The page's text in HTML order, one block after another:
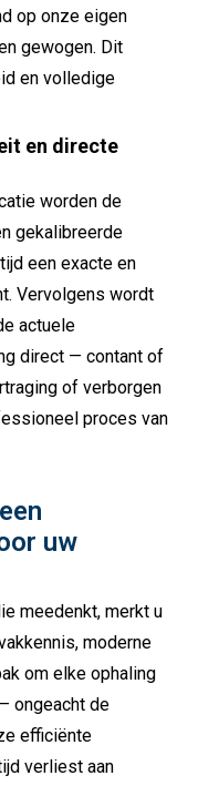
op onze eigen
gewogen. Dit
en volledige
en directe
worden de
gekalibreerde
een exacte en
Vervolgens wordt
actuele
direct — contant of
of verborgen
proces van
uw
meedenkt, merkt u
moderne
om elke ophaling
ongeacht de
efficiënte
verliest aan